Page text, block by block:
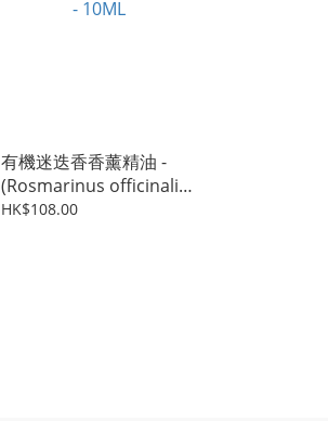
有機迷迭香香薰精油 -
(Rosmarinus officinalis)
- 10ML
HK$108.00